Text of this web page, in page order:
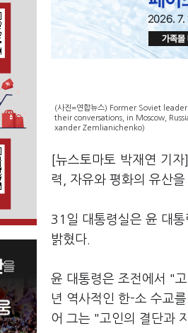
(사진=연합뉴스) Former Soviet
their conversations, in Moscow,
xander Zemlianichenko)
[뉴스토마토 박재연 기
력, 자유와 평화의 유산
31일 대통령실은 윤 대
밝혔다.
윤 대통령은 조전에서 "
년 역사적인 한-소 수교
어 그는 "고인의 결단과